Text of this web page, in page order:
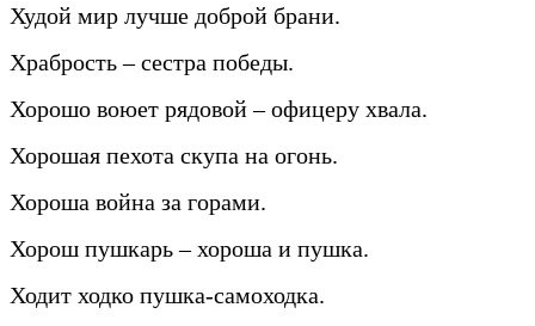
Худой мир лучше доброй брани.
Храбрость – сестра победы.
Хорошо воюет рядовой – офицеру хвала.
Хорошая пехота скупа на огонь.
Хороша война за горами.
Хорош пушкарь – хороша и пушка.
Ходит ходко пушка-самоходка.